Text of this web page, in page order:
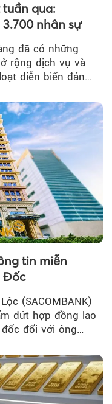
qua:
nhân sự
đã có những
rộng dịch vụ và
diễn biến đáng
tin miễn
Đốc
(SACOMBANK)
dứt hợp đồng lao
đối với ông